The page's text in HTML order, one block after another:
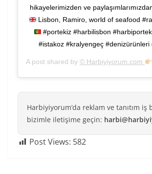
hikayelerimizden ve
Lisbon, Ramiro, world of seafood
#portekiz #harbilisbon
#istakoz #kralyengeç #denizürünleri
A post shared by © Harbiyiyorum.com
Harbiyiyorum’da reklam ve tanıtım
bizimle iletişime geçin:
Post Views: 582